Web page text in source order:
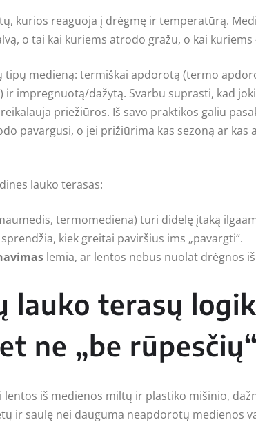
kurios reaguoja į drėgmę ir temperatūrą.
o tai kai kuriems atrodo gražu, o kai kuriems
tipų medieną: termiškai apdorotą (termo
ir impregnuotą/dažytą. Svarbu suprasti, kad
priežiūros. Iš savo praktikos galiu
pavargusi, o jei prižiūrima kas sezoną ar kas
lauko terasas:
termomediena) turi didelę įtaką
kiek greitai paviršius ims „pavargti“.
lemia, ar lentos nebus nuolat drėgnos
lauko terasų
ne „be rūpesčių“
iš medienos miltų ir plastiko mišinio,
ir saulę nei dauguma neapdorotų medienos